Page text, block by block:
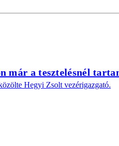
már a tesztelésnél
Hegyi Zsolt vezérigazgató.